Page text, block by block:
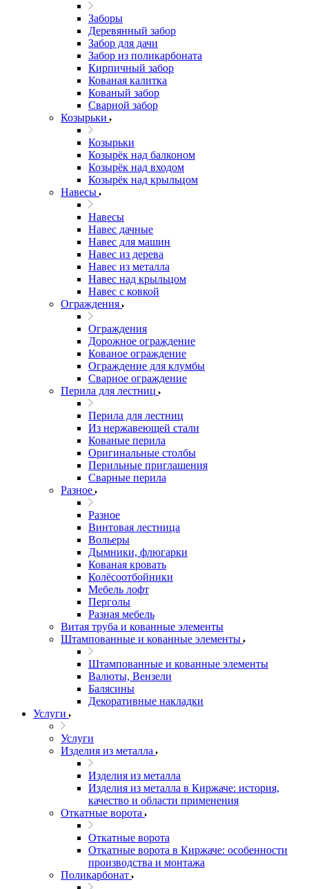
Заборы
Деревянный забор
Забор для дачи
Забор из поликарбоната
Кирпичный забор
Кованая калитка
Кованый забор
Сварной забор
Козырьки
Козырьки
Козырёк над балконом
Козырёк над входом
Козырёк над крыльцом
Навесы
Навесы
Навес дачные
Навес для машин
Навес из дерева
Навес из металла
Навес над крыльцом
Навес с ковкой
Ограждения
Ограждения
Дорожное ограждение
Кованое ограждение
Ограждение для клумбы
Сварное ограждение
Перила для лестниц
Перила для лестниц
Из нержавеющей стали
Кованые перила
Оригинальные столбы
Перильные приглашения
Сварные перила
Разное
Разное
Винтовая лестница
Вольеры
Дымники, флюгарки
Кованая кровать
Колёсоотбойники
Мебель лофт
Перголы
Разная мебель
Витая труба и кованные элементы
Штампованные и кованные элементы
Штампованные и кованные элементы
Валюты, Вензели
Балясины
Декоративные накладки
Услуги
Услуги
Изделия из металла
Изделия из металла
Изделия из металла в Киржаче: история,
качество и области применения
Откатные ворота
Откатные ворота
Откатные ворота в Киржаче: особенности
производства и монтажа
Поликарбонат